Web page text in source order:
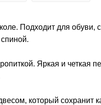
Подходит для
Яркая и четкая
который сохранит